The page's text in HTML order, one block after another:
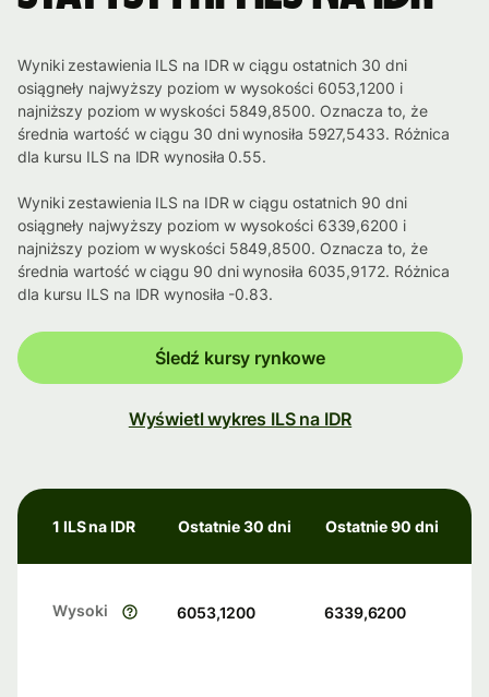
Wyniki zestawienia ILS na IDR w ciągu ostatnich 30 dni
osiągneły najwyższy poziom w wysokości 6053,1200 i
najniższy poziom w wyskości 5849,8500. Oznacza to, że
średnia wartość w ciągu 30 dni wynosiła 5927,5433. Różnica
dla kursu ILS na IDR wynosiła 0.55.
Wyniki zestawienia ILS na IDR w ciągu ostatnich 90 dni
osiągneły najwyższy poziom w wysokości 6339,6200 i
najniższy poziom w wyskości 5849,8500. Oznacza to, że
średnia wartość w ciągu 90 dni wynosiła 6035,9172. Różnica
dla kursu ILS na IDR wynosiła -0.83.
Śledź kursy rynkowe
Wyświetl wykres ILS na IDR
1 ILS na IDR Ostatnie 30 dni Ostatnie 90 dni
Wysoki 6053,1200 6339,6200